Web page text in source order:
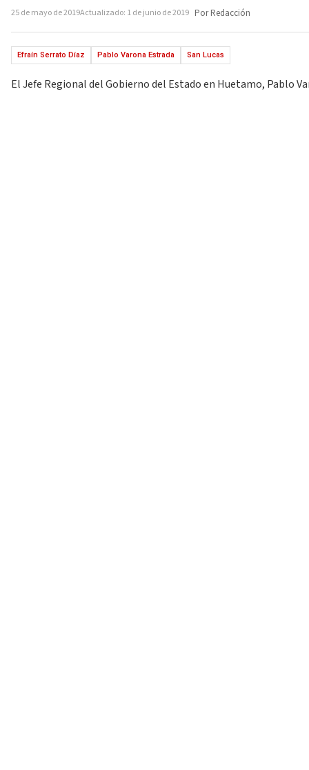
25 de mayo de 2019Actualizado: 1 de junio de 2019 Por Redacción
Efraín Serrato Díaz Pablo Varona Estrada San Lucas
El Jefe Regional del Gobierno del Estado en Huetamo, Pablo